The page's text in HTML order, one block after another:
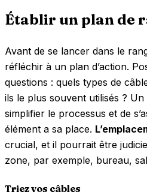
Établir un plan de
Avant de se lancer dans le
réfléchir à un plan d’action.
questions : quels types de
ils le plus souvent utilisés ?
simplifier le processus et de
élément a sa place.
crucial, et il pourrait être
zone, par exemple, bureau,
Triez vos câbles